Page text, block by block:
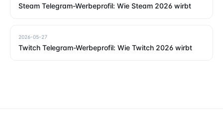
Steam Telegram-Werbeprofil: Wie Steam 2026 wirbt
2026-05-27
Twitch Telegram-Werbeprofil: Wie Twitch 2026 wirbt